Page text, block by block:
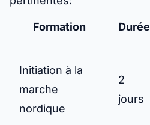
Formation Durée
Initiation à la
marche
nordique
2
jours